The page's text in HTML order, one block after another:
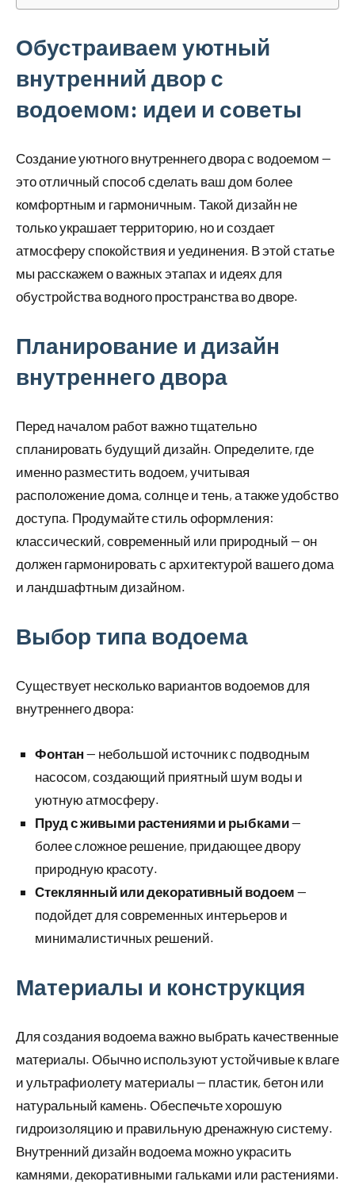
Обустраиваем уютный
внутренний двор с
водоемом: идеи и советы
Создание уютного внутреннего двора с водоемом —
это отличный способ сделать ваш дом более
комфортным и гармоничным. Такой дизайн не
только украшает территорию, но и создает
атмосферу спокойствия и уединения. В этой статье
мы расскажем о важных этапах и идеях для
обустройства водного пространства во дворе.
Планирование и дизайн
внутреннего двора
Перед началом работ важно тщательно
спланировать будущий дизайн. Определите, где
именно разместить водоем, учитывая
расположение дома, солнце и тень, а также удобство
доступа. Продумайте стиль оформления:
классический, современный или природный — он
должен гармонировать с архитектурой вашего дома
и ландшафтным дизайном.
Выбор типа водоема
Существует несколько вариантов водоемов для
внутреннего двора:
Фонтан — небольшой источник с подводным
насосом, создающий приятный шум воды и
уютную атмосферу.
Пруд с живыми растениями и рыбками—
более сложное решение, придающее двору
природную красоту.
Стеклянный или декоративный водоем —
подойдет для современных интерьеров и
минималистичных решений.
Материалы и конструкция
Для создания водоема важно выбрать качественные
материалы. Обычно используют устойчивые к влаге
и ультрафиолету материалы — пластик, бетон или
натуральный камень. Обеспечьте хорошую
гидроизоляцию и правильную дренажную систему.
Внутренний дизайн водоема можно украсить
камнями, декоративными гальками или растениями.